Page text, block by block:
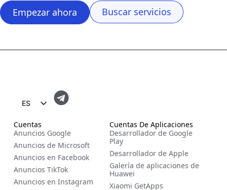
Empezar ahora Buscar servicios
ES
FR
NL
RU
Cuentas
Anuncios Google
Anuncios de Microsoft
Anuncios en Facebook
Anuncios TikTok
Anuncios en Instagram
Cuentas De Aplicaciones
Desarrollador de Google
Play
Desarrollador de Apple
Galería de aplicaciones de
Huawei
Xiaomi GetApps